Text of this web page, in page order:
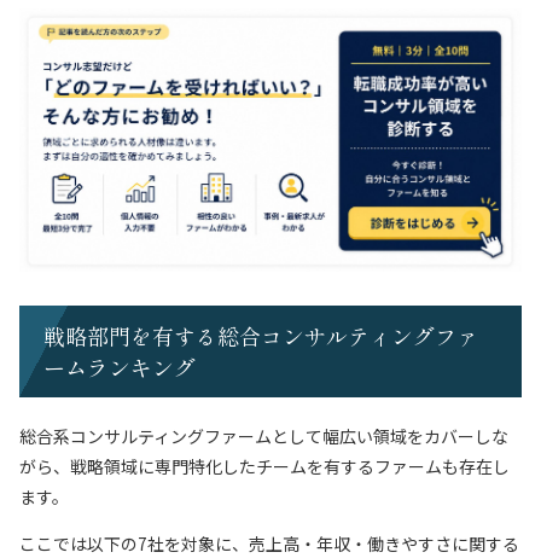
戦略部門を有する総合コンサルティングファ
ームランキング
総合系コンサルティングファームとして幅広い領域をカバーしな
がら、戦略領域に専門特化したチームを有するファームも存在し
ます。
ここでは以下の7社を対象に、売上高・年収・働きやすさに関する